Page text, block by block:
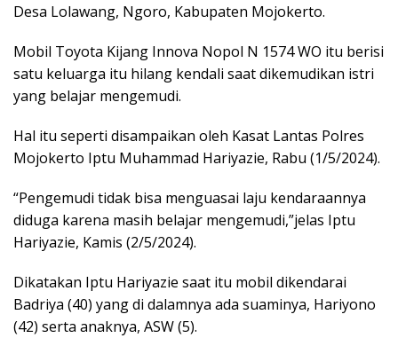
Desa Lolawang, Ngoro, Kabupaten Mojokerto.
Mobil Toyota Kijang Innova Nopol N 1574 WO itu berisi
satu keluarga itu hilang kendali saat dikemudikan istri
yang belajar mengemudi.
Hal itu seperti disampaikan oleh Kasat Lantas Polres
Mojokerto Iptu Muhammad Hariyazie, Rabu (1/5/2024).
“Pengemudi tidak bisa menguasai laju kendaraannya
diduga karena masih belajar mengemudi,”jelas Iptu
Hariyazie, Kamis (2/5/2024).
Dikatakan Iptu Hariyazie saat itu mobil dikendarai
Badriya (40) yang di dalamnya ada suaminya, Hariyono
(42) serta anaknya, ASW (5).